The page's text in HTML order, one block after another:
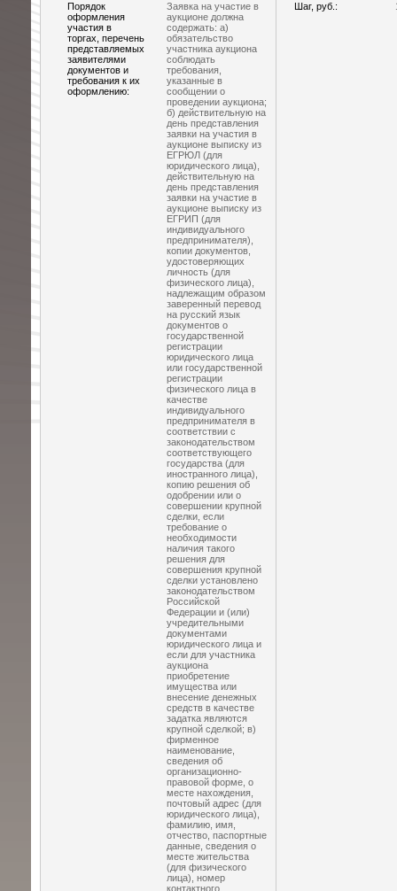
Порядок
оформления
участия в
торгах, перечень
представляемых
заявителями
документов и
требования к их
оформлению:
Заявка на участие в
аукционе должна
содержать: а)
обязательство
участника аукциона
соблюдать
требования,
указанные в
сообщении о
проведении аукциона;
б) действительную на
день представления
заявки на участия в
аукционе выписку из
ЕГРЮЛ (для
юридического лица),
действительную на
день представления
заявки на участие в
аукционе выписку из
ЕГРИП (для
индивидуального
предпринимателя),
копии документов,
удостоверяющих
личность (для
физического лица),
надлежащим образом
заверенный перевод
на русский язык
документов о
государственной
регистрации
юридического лица
или государственной
регистрации
физического лица в
качестве
индивидуального
предпринимателя в
соответствии с
законодательством
соответствующего
государства (для
иностранного лица),
копию решения об
одобрении или о
совершении крупной
сделки, если
требование о
необходимости
наличия такого
решения для
совершения крупной
сделки установлено
законодательством
Российской
Федерации и (или)
учредительными
документами
юридического лица и
если для участника
аукциона
приобретение
имущества или
внесение денежных
средств в качестве
задатка являются
крупной сделкой; в)
фирменное
наименование,
сведения об
организационно-
правовой форме, о
месте нахождения,
почтовый адрес (для
юридического лица),
фамилию, имя,
отчество, паспортные
данные, сведения о
месте жительства
(для физического
лица), номер
контактного
Шаг, руб.: